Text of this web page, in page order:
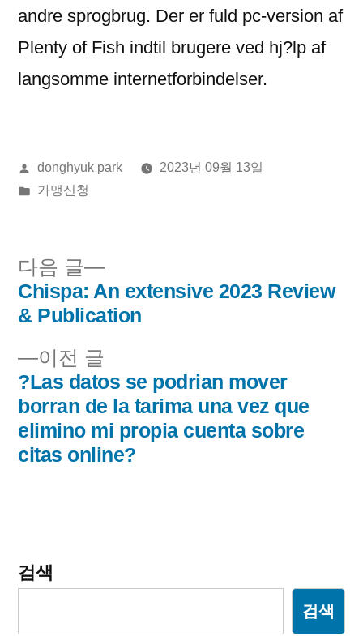
andre sprogbrug. Der er fuld pc-version af
Plenty of Fish indtil brugere ved hj?lp af
langsomme internetforbindelser.
올
린
donghyuk park
2023년 09월 13일
게
가맹신청
글
비
게
이
이전 글
전
글:
?Las datos se podri­an mover
borran de la tarima una vez que
elimino mi propia cuenta sobre
citas online?
다음 글
다
음
글:
Chispa: An extensive 2023 Review
& Publication
검색
검색